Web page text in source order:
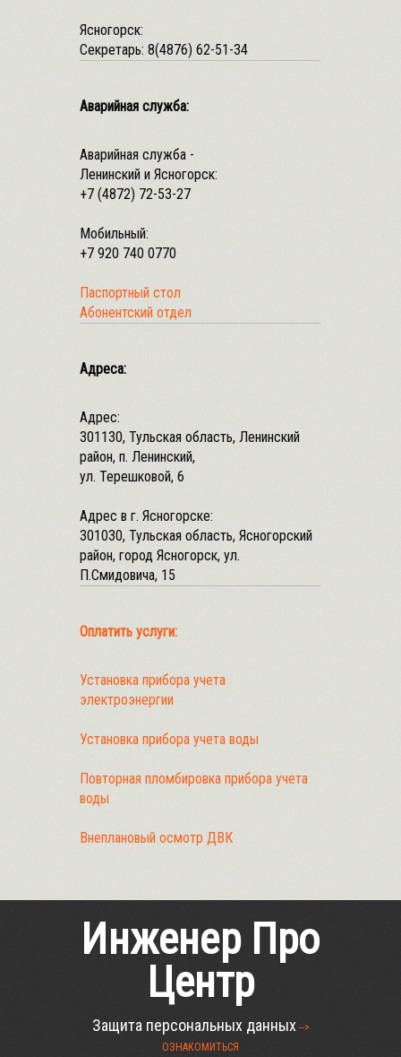
Ясногорск:
Секретарь: 8(4876) 62-51-34
Аварийная служба:
Аварийная служба -
Ленинский и Ясногорск:
+7 (4872) 72-53-27
Мобильный:
+7 920 740 0770
Паспортный стол
Абонентский отдел
Адреса:
Адрес:
301130, Тульская область, Ленинский
район, п. Ленинский,
ул. Терешковой, 6
Адрес в г. Ясногорске:
301030, Тульская область, Ясногорский
район, город Ясногорск, ул.
П.Смидовича, 15
Оплатить услуги:
Установка прибора учета
электроэнергии
Установка прибора учета воды
Повторная пломбировка прибора учета
воды
Внеплановый осмотр ДВК
Инженер Про
Центр
Защита персональных данных -->
ОЗНАКОМИТЬСЯ